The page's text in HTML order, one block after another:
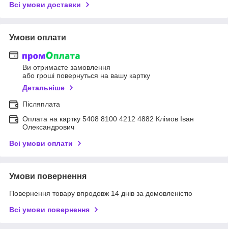
Всі умови доставки
Умови оплати
Ви отримаєте замовлення
або гроші повернуться на вашу картку
Детальніше
Післяплата
Оплата на картку 5408 8100 4212 4882 Клімов Іван
Олександрович
Всі умови оплати
Умови повернення
Повернення товару впродовж 14 днів за домовленістю
Всі умови повернення